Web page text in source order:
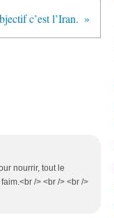
c’est l’Iran.
nourrir, tout le
/> <br /> <br />